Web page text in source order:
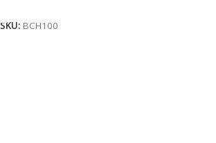
SKU: BCH100